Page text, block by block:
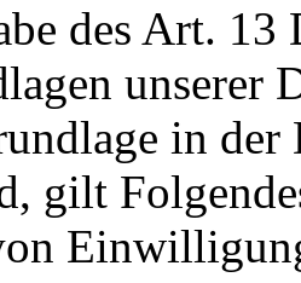
des Art.
unserer
in
gilt